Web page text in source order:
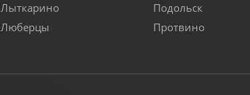
Лыткарино
Люберцы
Подольск
Протвино